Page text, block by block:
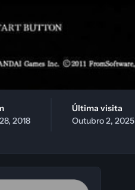
2018
Última visita
Outubro 2, 2025